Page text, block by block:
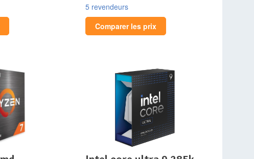
5 revendeurs
Comparer les prix